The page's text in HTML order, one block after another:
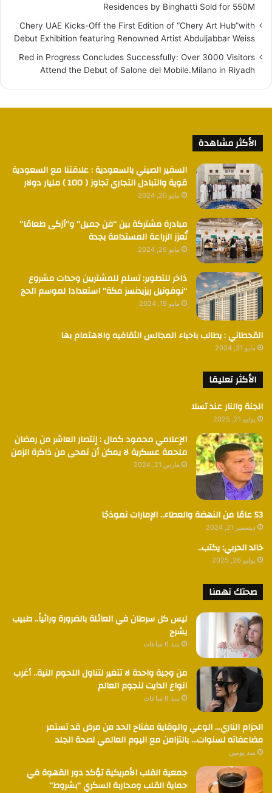
Residences by Binghatti Sold for 550M
Chery UAE Kicks-Off the First Edition of “Chery Art Hub”with
Debut Exhibition featuring Renowned Artist Abduljabbar Weiss
Red in Progress Concludes Successfully: Over 3000 Visitors
Attend the Debut of Salone del Mobile.Milano in Riyadh
الأكثر مشاهدة
السفير الصيني بالسعودية : علاقتنا مع السعودية
قوية والتبادل التجاري تجاوز ( 100 ) مليار دولار
مايو 20, 2024
مبادرة مشتركة بين “فن جميل” و”أزكى طعامًا”
تُعزز الزراعة المستدامة بجدة
مايو 26, 2024
ذاخر للتطوير: تسلم للمشتريين وحدات مشروع
“نوفوتيل ريزيدنسز مكة” استعدادا لموسم الحج
مايو 19, 2024
القحطاني : يطالب باحياء المجالس الثقافيه والاهتمام بها
مايو 31, 2024
الأكثر تعليقا
الجنة والنار عند تسلا
يوليو 21, 2025
الإعلامي محمود كمال : إنتصار العاشر من رمضان
ملحمة عسكرية لا يمكن أن تمحى من ذاكرة الزمن
مارس 21, 2024
53 عامًا من النهضة والعطاء.. الإمارات نموذجًا
ديسمبر 21, 2024
خالد الحربي: يكتب..
يوليو 26, 2025
صحتك تهمنا
ليس كل سرطان في العائلة بالضرورة وراثياً.. طبيب
يشرح
منذ 6 ساعات
من وجبة واحدة لا تتغير لتناول اللحوم النية.. أغرب
انواع الدايت لنجوم العالم
منذ 8 ساعات
الحزام الناري… الوعي والوقاية مفتاح الحد من مرض قد تستمر
مضاعفاته لسنوات… بالتزامن مع اليوم العالمي لصحة الجلد
منذ يومين
جمعية القلب الأمريكية تؤكد دور القهوة في
حماية القلب ومحاربة السكري “بشروط”